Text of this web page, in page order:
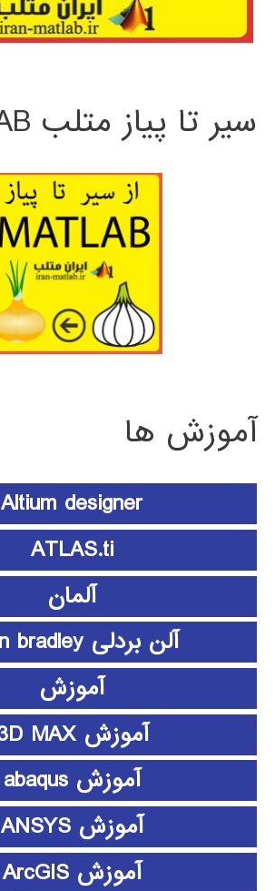
سیر تا پیاز متلب MATLAB
آموزش ها
Altium designer
ATLAS.ti
آلمان
آلن بردلی Allen bradley
آموزش
آموزش 3D MAX
آموزش abaqus
آموزش ANSYS
آموزش ArcGIS